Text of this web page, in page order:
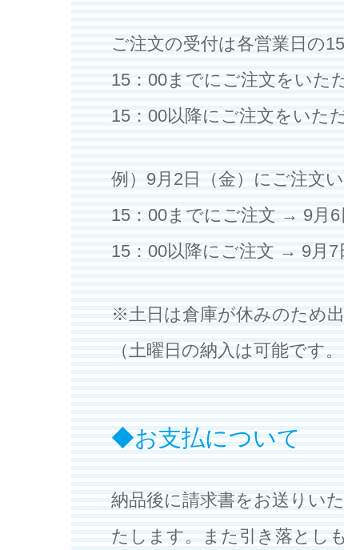
ご注文の受付は各営業日の
15：00までにご注文をいた
15：00以降にご注文をいた
例）9月2日（金）にご注文
15：00までにご注文 → 9月6
15：00以降にご注文 → 9月7
※土日は倉庫が休みのため
（土曜日の納入は可能です。
お支払について
納品後に請求書をお送りい
たします。また引き落とし